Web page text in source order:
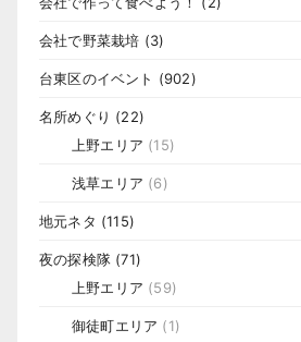
会社で野菜栽培 (3)
台東区のイベント (902)
名所めぐり (22)
上野エリア (15)
浅草エリア (6)
地元ネタ (115)
夜の探検隊 (71)
上野エリア (59)
御徒町エリア (1)